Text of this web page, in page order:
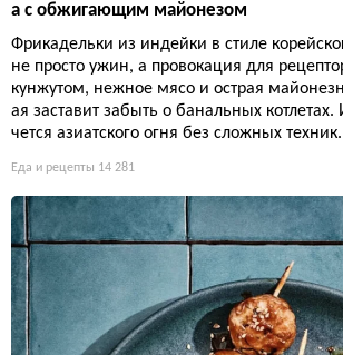
а с обжигающим майонезом
Фрикадельки из индейки в стиле
не просто ужин, а провокация для
кунжутом, нежное мясо и острая
ая заставит забыть о банальных котлетах.
чется азиатского огня без сложных техник.
Еда и рецепты 14 281